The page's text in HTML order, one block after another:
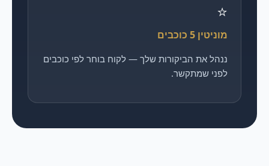
⭐
מוניטין 5 כוכבים
ננהל את הביקורות שלך — לקוח בוחר לפי כוכבים
לפני שמתקשר.